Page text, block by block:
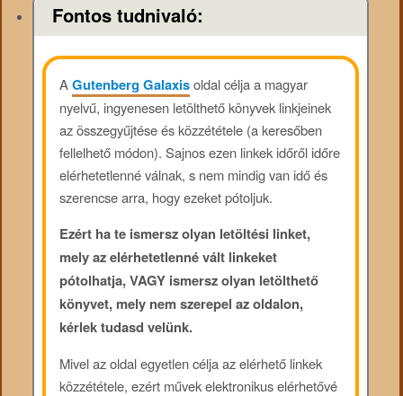
Fontos tudnivaló:
AGutenberg Galaxisoldal célja a magyar
nyelvű, ingyenesen letölthető könyvek linkjeinek
az összegyűjtése és közzététele (a keresőben
fellelhető módon). Sajnos ezen linkek időről időre
elérhetetlenné válnak, s nem mindig van idő és
szerencse arra, hogy ezeket pótoljuk.
Ezért ha te ismersz olyan letöltési linket,
mely az elérhetetlenné vált linkeket
pótolhatja, VAGY ismersz olyan letölthető
könyvet, mely nem szerepel az oldalon,
kérlek tudasd velünk.
Mivel az oldal egyetlen célja az elérhető linkek
közzététele, ezért művek elektronikus elérhetővé